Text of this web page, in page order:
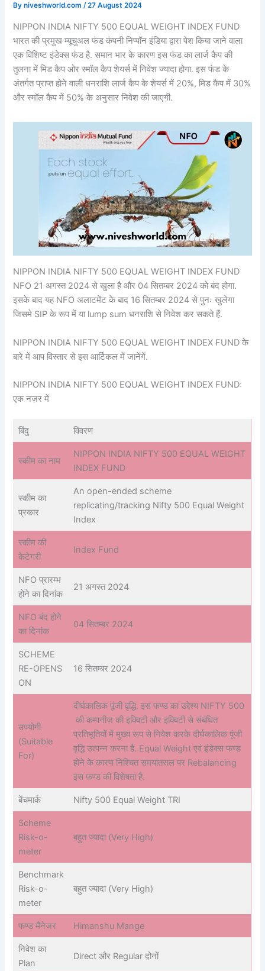
Byniveshworld.com/27 August 2024
NIPPON INDIA NIFTY 500 EQUAL WEIGHT INDEX FUND
भारत की प्रमुख म्यूचुअल फंड कंपनी निप्पॉन इंडिया द्वारा पेश किया जाने वाला
एक विशिष्ट इंडेक्स फंड है. समान भार के कारण इस फंड का लार्ज कैप की
तुलना में मिड कैप ओर स्मॉल कैप शेयर्स में निवेश ज्यादा होगा. इस फंड के
अंतर्गत प्राप्त होने वाली धनराशि लार्ज कैप के शेयर्स में 20%, मिड कैप में 30%
और स्मॉल कैप में 50% के अनुसार निवेश की जाएगी.
NIPPON INDIA NIFTY 500 EQUAL WEIGHT INDEX FUND
NFO 21 अगस्त 2024 से खुला है और 04 सितम्बर 2024 को बंद होगा.
इसके बाद यह NFO अलाटमेंट के बाद 16 सितम्बर 2024 से पुनः खुलेगा
जिसमे SIP के रूप में या lump sum धनराशि से निवेश कर सकते हैं.
NIPPON INDIA NIFTY 500 EQUAL WEIGHT INDEX FUND के
बारे में आप विस्तार से इस आर्टिकल में जानेंगें.
NIPPON INDIA NIFTY 500 EQUAL WEIGHT INDEX FUND:
एक नज़र में
बिंदु विवरण
स्कीम का नाम
NIPPON INDIA NIFTY 500 EQUAL WEIGHT
INDEX FUND
स्कीम का
प्रकार
An open-ended scheme
replicating/tracking Nifty 500 Equal Weight
Index
स्कीम की
केटेगरी
Index Fund
NFO प्रारम्भ
होने का दिनांक
21 अगस्त 2024
NFO बंद होने
का दिनांक
04 सितम्बर 2024
SCHEME
RE-OPENS
ON
16 सितम्बर 2024
उपयोगी
(Suitable
For)
दीर्घकालिक पूंजी वृद्धि. इस फण्ड का उद्देश्य NIFTY 500
की कम्पनीज की इक्विटी और इक्विटी से संबंधित
प्रतिभूतियों में मुख्य रूप से निवेश करके दीर्घकालिक पूंजी
वृद्धि उत्पन्न करना है. Equal Weight एवं इंडेक्स फण्ड
होने के कारण निश्चित समयांतराल पर Rebalancing
इस फण्ड की विशेषता है.
बेंचमार्क Nifty 500 Equal Weight TRI
Scheme
Risk-o-
meter
बहुत ज्यादा (Very High)
Benchmark
Risk-o-
meter
बहुत ज्यादा (Very High)
फण्ड मैंनेजर Himanshu Mange
निवेश का
Plan
Direct और Regular दोनों